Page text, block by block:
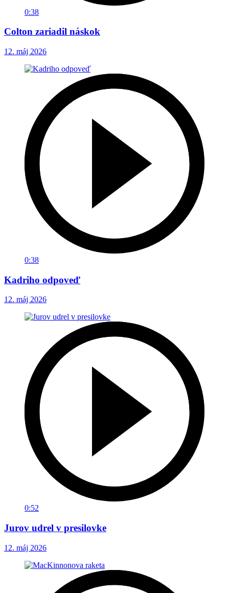
0:38
Colton zariadil náskok
12. máj 2026
0:38
Kadriho odpoveď
12. máj 2026
0:52
Jurov udrel v presilovke
12. máj 2026